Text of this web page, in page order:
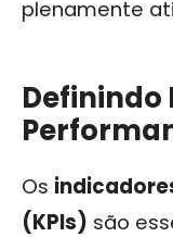
plenamente
Definindo
Os
(KPIs) são